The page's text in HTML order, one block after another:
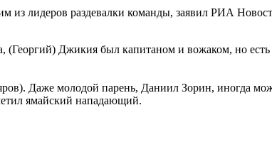
из лидеров раздевалки команды, заявил РИА
Джикия был капитаном и вожаком, но
Даже молодой парень, Даниил Зорин, иногда
ямайский нападающий.